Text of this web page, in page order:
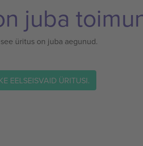
juba
üritus on juba aegunud.
EELSEISVAID ÜRITUSI.